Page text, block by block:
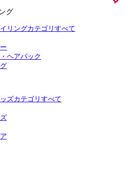
グ
リングカテゴリすべて
ヘアパック
ズカテゴリすべて